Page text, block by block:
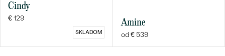
Cindy
€ 129
SKLADOM
Amine
od € 539